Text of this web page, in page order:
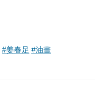
#姜春足 #油畫